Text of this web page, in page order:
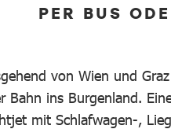
PER BUS
von Wien und
Bahn ins Burgenland.
mit Schlafwagen-,